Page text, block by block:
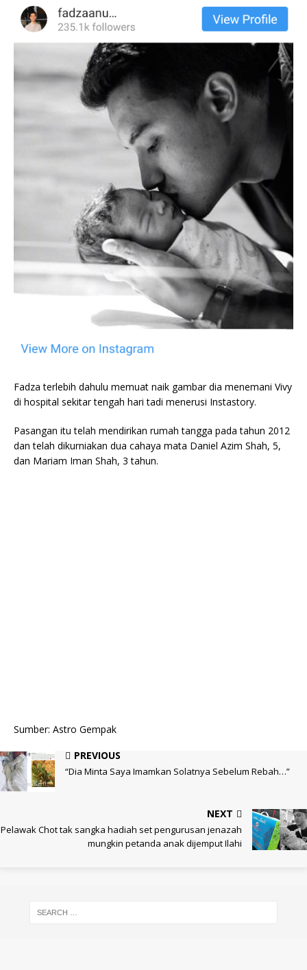
Fadza terlebih dahulu memuat naik gambar dia menemani Vivy
di hospital sekitar tengah hari tadi menerusi Instastory.
Pasangan itu telah mendirikan rumah tangga pada tahun 2012
dan telah dikurniakan dua cahaya mata Daniel Azim Shah, 5,
dan Mariam Iman Shah, 3 tahun.
Sumber: Astro Gempak
PREVIOUS
“Dia Minta Saya Imamkan Solatnya Sebelum Rebah…”
NEXT
Pelawak Chot tak sangka hadiah set pengurusan jenazah
mungkin petanda anak dijemput Ilahi